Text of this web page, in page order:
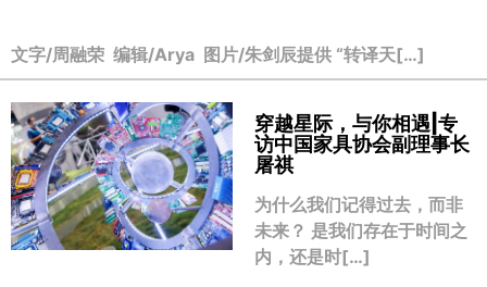
文字/周融荣 编辑/Arya 图片/朱剑辰提供 “转译天[…]
穿越星际，与你相遇|专
访中国家具协会副理事长
屠祺
为什么我们记得过去，而非
未来？ 是我们存在于时间之
内，还是时[…]